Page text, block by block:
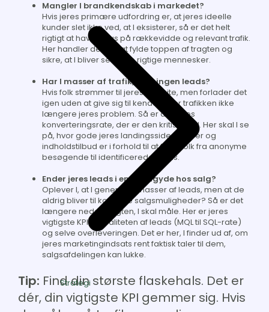
Strategi
Mangler I brandkendskab i markedet?
Hvis jeres primære udfordring er, at jeres ideelle
kunder slet ikke ved, at I eksisterer, så er det helt
rigtigt at have fokus på rækkevidde og relevant trafik.
Her handler det om at fylde toppen af tragten og
sikre, at I bliver set af de rigtige mennesker.
Har I masser af trafik, men ingen leads?
Hvis folk strømmer til jeres website, men forlader det
igen uden at give sig til kende, så er trafikken ikke
længere jeres problem. Så er det jeres
konverteringsrate, der er den kritiske KPI. Her skal I se
på, hvor gode jeres landingssider, CTA'er og
indholdstilbud er i forhold til at flytte folk fra anonyme
besøgende til identificerede leads.
Ender jeres leads i en blindgyde hos salg?
Oplever I, at I genererer masser af leads, men at de
aldrig bliver til konkrete salgsmuligheder? Så er det
længere nede i tragten, I skal måle. Her er jeres
vigtigste KPI’er kvaliteten af leads (MQL til SQL-rate)
og selve overleveringen. Det er her, I finder ud af, om
jeres marketingindsats rent faktisk taler til dem,
salgsafdelingen kan lukke.
Tip: Find din største flaskehals. Det er
dér, din vigtigste KPI gemmer sig. Hvis